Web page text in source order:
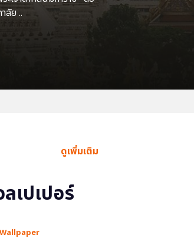
ลัย ..
ดูเพิ่มเติม
เปเปอร์
Wallpaper